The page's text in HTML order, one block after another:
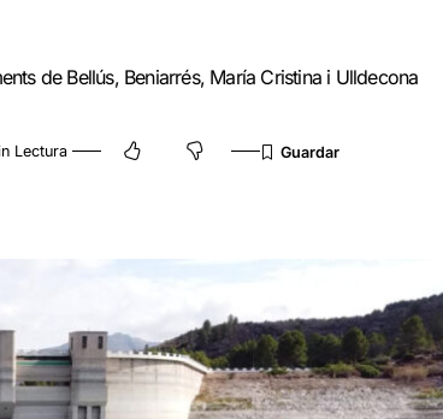
de Bellús, Beniarrés, María Cristina i Ulldecona
Lectura